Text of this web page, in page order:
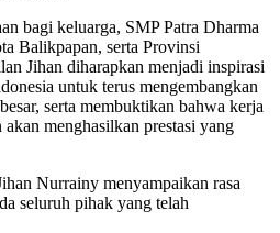
bagi keluarga, SMP Patra Dharma
Balikpapan, serta Provinsi
Jihan diharapkan menjadi inspirasi
untuk terus mengembangkan
serta membuktikan bahwa kerja
menghasilkan prestasi yang
Nurrainy menyampaikan rasa
seluruh pihak yang telah